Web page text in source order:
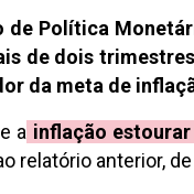
de Política
de dois
da meta de
a inflação
relatório anterior,